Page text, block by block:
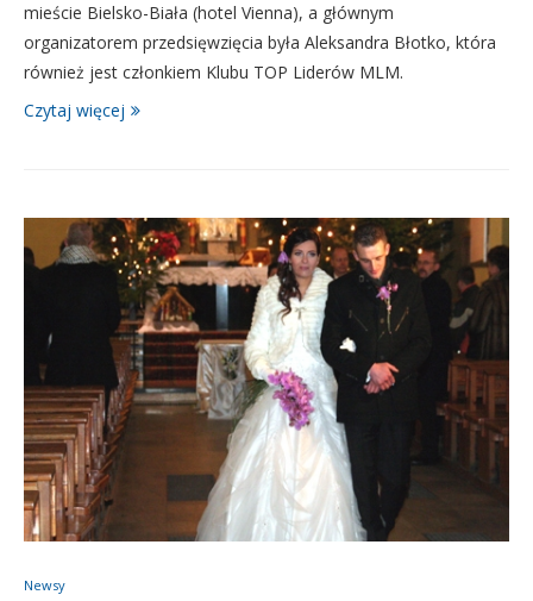
mieście Bielsko-Biała (hotel Vienna), a głównym
organizatorem przedsięwzięcia była Aleksandra Błotko, która
również jest członkiem Klubu TOP Liderów MLM.
Czytaj więcej
Newsy